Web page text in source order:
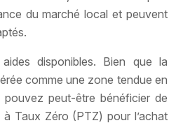
du marché local et peuvent
disponibles. Bien que la
comme une zone tendue en
pouvez peut-être bénéficier de
Taux Zéro (PTZ) pour l’achat